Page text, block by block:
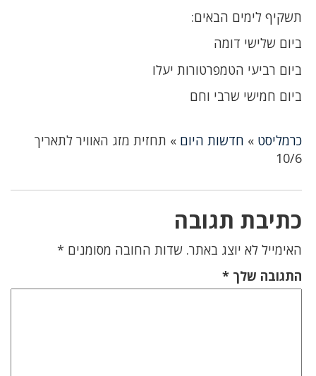
תשקיף לימים הבאים:
ביום שלישי דומה
ביום רביעי הטמפרטורות יעלו
ביום חמישי שרבי וחם
כרמליסט » חדשות היום » תחזית מזג האוויר לתאריך
10/6
כתיבת תגובה
האימייל לא יוצג באתר. שדות החובה מסומנים *
התגובה שלך *